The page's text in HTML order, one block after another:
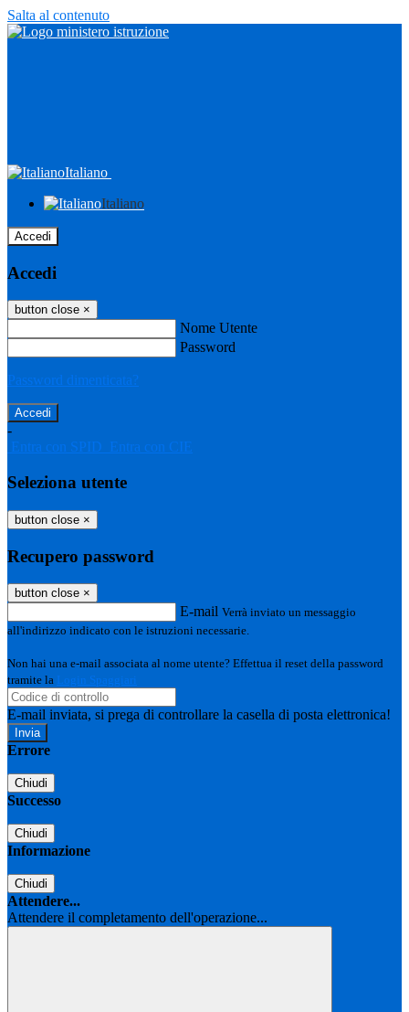
Salta al contenuto
Italiano
Italiano
Accedi
Accedi
button close ×
Nome Utente
Password
Password dimenticata?
-
Entra con SPID
Entra con CIE
Seleziona utente
button close ×
Recupero password
button close ×
E-mail Verrà inviato un messaggio
all'indirizzo indicato con le istruzioni necessarie.
Non hai una e-mail associata al nome utente? Effettua il reset della password
tramite la Login Spaggiari
E-mail inviata, si prega di controllare la casella di posta elettronica!
Errore
Chiudi
Successo
Chiudi
Informazione
Chiudi
Attendere...
Attendere il completamento dell'operazione...